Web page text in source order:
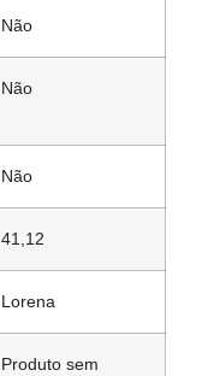
Não
Não
Não
41,12
Lorena
Produto sem